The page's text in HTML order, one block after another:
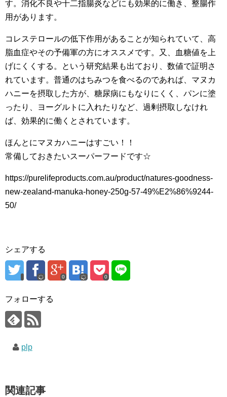
す。消化不良や十二指腸炎などにも効果的に働き、整腸作
用があります。
コレステロールの低下作用があることが知られていて、高
脂血症やその予備軍の方にオススメです。又、血糖値を上
げにくくする。という研究結果も出ており、数値で証明さ
れています。普通のはちみつを食べるのであれば、マヌカ
ハニーを摂取した方が、糖尿病にもなりにくく、パンに塗
ったり、ヨーグルトに入れたりなど、過剰摂取しなけれ
ば、効果的に働くとされています。
ほんとにマヌカハニーはすごい！！
常備しておきたいスーパーフードです☆
https://purelifeproducts.com.au/product/natures-goodness-
new-zealand-manuka-honey-250g-57-49%E2%86%9244-
50/
シェアする
0 0
フォローする
plp
関連記事